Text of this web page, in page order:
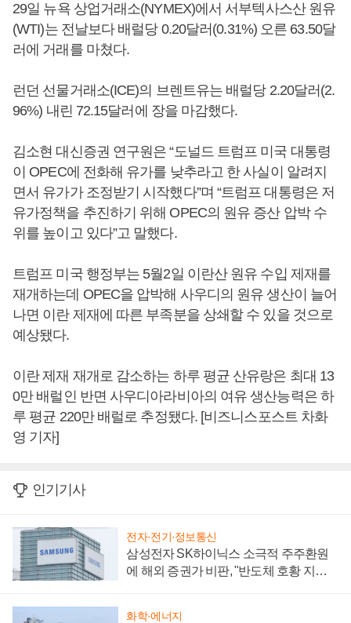
29일 뉴욕 상업거래소(NYMEX)에서 서부텍사스산 원유
(WTI)는 전날보다 배럴당 0.20달러(0.31%) 오른 63.50달
러에 거래를 마쳤다.
런던 선물거래소(ICE)의 브렌트유는 배럴당 2.20달러(2.
96%) 내린 72.15달러에 장을 마감했다.
김소현 대신증권 연구원은 “도널드 트럼프 미국 대통령
이 OPEC에 전화해 유가를 낮추라고 한 사실이 알려지
면서 유가가 조정받기 시작했다”며 “트럼프 대통령은 저
유가정책을 추진하기 위해 OPEC의 원유 증산 압박 수
위를 높이고 있다”고 말했다.
트럼프 미국 행정부는 5월2일 이란산 원유 수입 제재를
재개하는데 OPEC을 압박해 사우디의 원유 생산이 늘어
나면 이란 제재에 따른 부족분을 상쇄할 수 있을 것으로
예상됐다.
이란 제재 재개로 감소하는 하루 평균 산유랑은 최대 13
0만 배럴인 반면 사우디아라비아의 여유 생산능력은 하
루 평균 220만 배럴로 추정됐다. [비즈니스포스트 차화
영 기자]
인기기사
전자·전기·정보통신
삼성전자 SK하이닉스 소극적 주주환원
에 해외 증권가 비판, "반도체 호황 지속
화학·에너지